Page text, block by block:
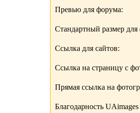
Превью для форума:
Стандартный размер для
Ссылка для сайтов:
Ссылка на страницу с
Прямая ссылка на
Благодарность